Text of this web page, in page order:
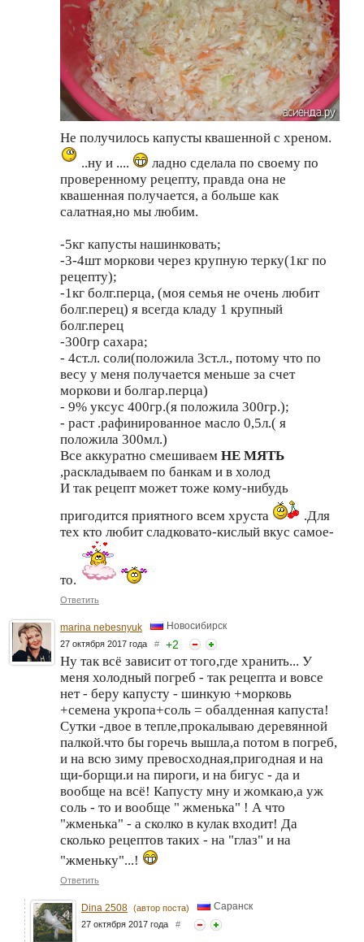
Не получилось капусты квашенной с хреном.
..ну и ....
ладно сделала по своему по
проверенному рецепту, правда она не
квашенная получается, а больше как
салатная,но мы любим.
-5кг капусты нашинковать;
-3-4шт моркови через крупную терку(1кг по
рецепту);
-1кг болг.перца, (моя семья не очень любит
болг.перец) я всегда кладу 1 крупный
болг.перец
-300гр сахара;
- 4ст.л. соли(положила 3ст.л., потому что по
весу у меня получается меньше за счет
моркови и болгар.перца)
- 9% уксус 400гр.(я положила 300гр.);
- раст .рафинированное масло 0,5л.( я
положила 300мл.)
Все аккуратно смешиваем НЕ МЯТЬ
,раскладываем по банкам и в холод
И так рецепт может тоже кому-нибудь
пригодится приятного всем хруста
.Для
тех кто любит сладковато-кислый вкус самое-
то.
Ответить
marina nebesnyuk Новосибирск
27 октября 2017 года # +2
Ну так всё зависит от того,где хранить... У
меня холодный погреб - так рецепта и вовсе
нет - беру капусту - шинкую +морковь
+семена укропа+соль = обалденная капуста!
Сутки -двое в тепле,прокалываю деревянной
палкой.что бы горечь вышла,а потом в погреб,
и на всю зиму превосходная,пригодная и на
щи-борщи.и на пироги, и на бигус - да и
вообще на всё! Капусту мну и жомкаю,а уж
соль - то и вообще " жменька" ! А что
"жменька" - а сколко в кулак входит! Да
сколько рецептов таких - на "глаз" и на
"жменьку"...!
Ответить
Dina 2508 (автор поста) Саранск
27 октября 2017 года #